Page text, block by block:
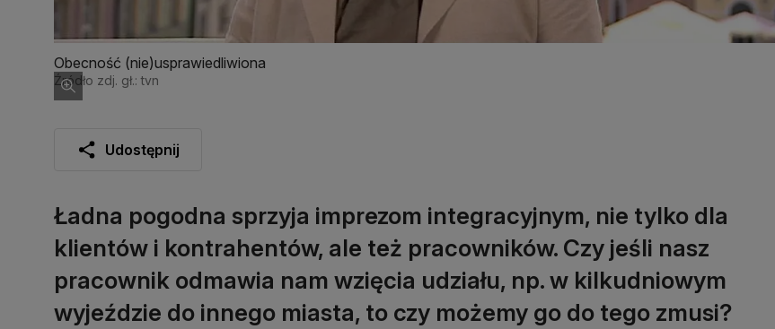
Obecność (nie)usprawiedliwiona
Źródło zdj. gł.: tvn
Udostępnij
Ładna pogodna sprzyja imprezom integracyjnym, nie tylko dla
klientów i kontrahentów, ale też pracowników. Czy jeśli nasz
pracownik odmawia nam wzięcia udziału, np. w kilkudniowym
wyjeździe do innego miasta, to czy możemy go do tego zmusi?